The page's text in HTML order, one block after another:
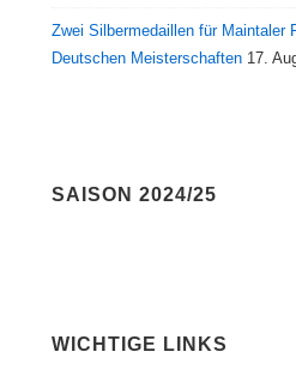
Zwei Silbermedaillen für Maintaler
Deutschen Meisterschaften 17.
SAISON 2024/25
WICHTIGE LINKS